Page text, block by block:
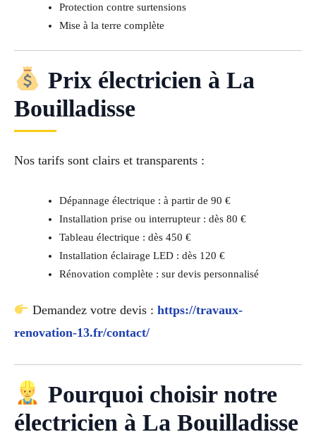
Protection contre surtensions
Mise à la terre complète
Prix électricien à La
Bouilladisse
Nos tarifs sont clairs et transparents :
Dépannage électrique : à partir de 90 €
Installation prise ou interrupteur : dès 80 €
Tableau électrique : dès 450 €
Installation éclairage LED : dès 120 €
Rénovation complète : sur devis personnalisé
Demandez votre devis : https://travaux-
renovation-13.fr/contact/
Pourquoi choisir notre
électricien à La Bouilladisse